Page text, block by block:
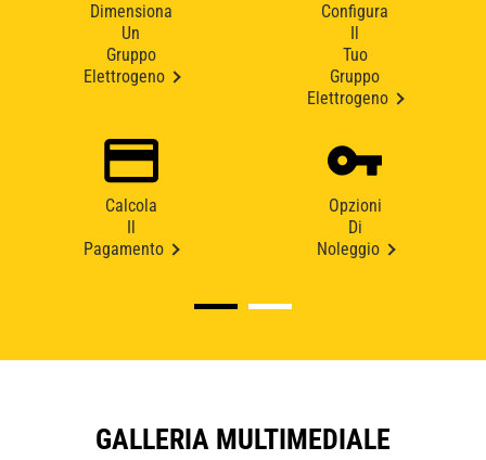
Dimensiona
Un
Gruppo
Elettrogeno
Configura
Tuo
Gruppo
Elettrogeno
Calcola
Pagamento
Opzioni
Di
Noleggio
GALLERIA MULTIMEDIALE